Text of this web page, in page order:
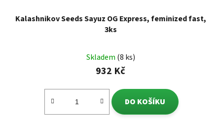
Kalashnikov Seeds Sayuz OG Express, feminized fast,
3ks
Skladem (8 ks)
932 Kč
DO KOŠÍKU